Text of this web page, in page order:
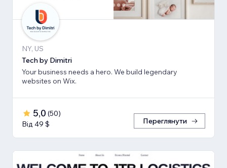
NY, US
Tech by Dimitri
Your business needs a hero. We build legendary
websites on Wix.
5,0 (50)
Від 49 $
Переглянути